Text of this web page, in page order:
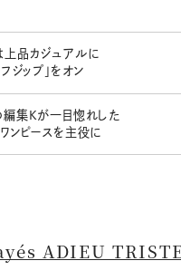
品カジュアルに
フジップ」をオン
集Kが一目惚れした
ンピースを主役に
ADIEU